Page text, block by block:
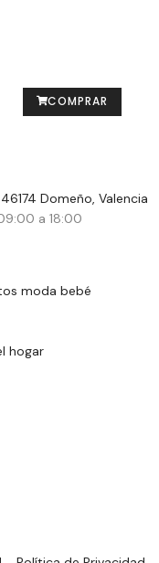
COMPRAR
Domeño, Valencia
a 18:00
moda bebé
hogar